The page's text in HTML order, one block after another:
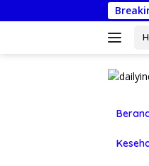
ke
Lapor Ancaman